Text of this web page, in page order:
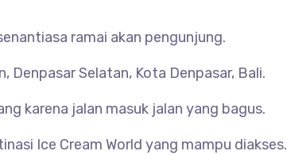
ramai akan pengunjung.
Denpasar Selatan, Kota Denpasar, Bali.
karena jalan masuk jalan yang bagus.
Ice Cream World yang mampu diakses.